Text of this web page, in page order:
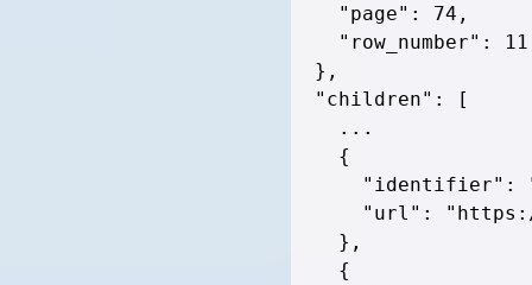
"page" : 74 ,
"row_number" :
11
} ,
"children" :
[
    ...
{
"identifier" :
"url" :
} ,
{